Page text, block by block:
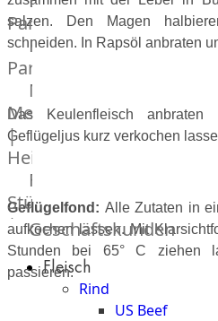
Partner
Frischetheken-
Partner
Männer
Metzger
|
Heinsberg
Feinkost
Stüttgen
|
Düsseldorf
The
Geschäftskunden
Fleisch
Rind
US Beef
salzen. Den Magen
schneiden. In Rapsöl anbraten
Das Keulenfleisch
Geflügeljus kurz verkochen
Geflügelfond: Alle Zutaten in
aufkochen lassen. Mit
Stunden bei 65° C ziehen
passieren.